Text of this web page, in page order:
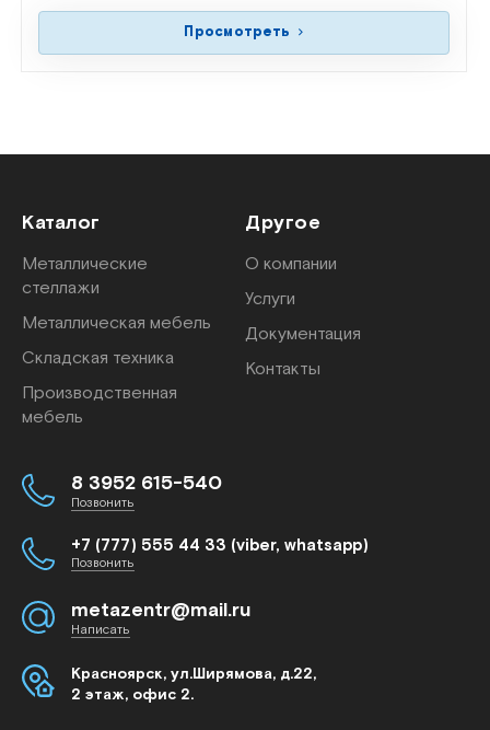
Просмотреть
Каталог
Металлические
стеллажи
Металлическая мебель
Складская техника
Производственная
мебель
Другое
О компании
Услуги
Документация
Контакты
8 3952 615-540
Позвонить
+7 (777) 555 44 33 (viber, whatsapp)
Позвонить
metazentr@mail.ru
Написать
Красноярск, ул.Ширямова, д.22,
2 этаж, офис 2.